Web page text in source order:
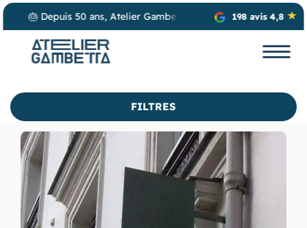
vos projets d’enseignes lumineuses, de stores et de
198 avis 4,8
FILTRES